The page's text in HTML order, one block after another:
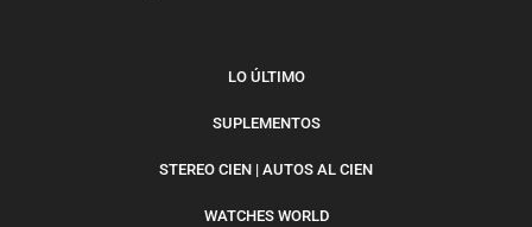
LO ÚLTIMO
SUPLEMENTOS
STEREO CIEN | AUTOS AL CIEN
WATCHES WORLD